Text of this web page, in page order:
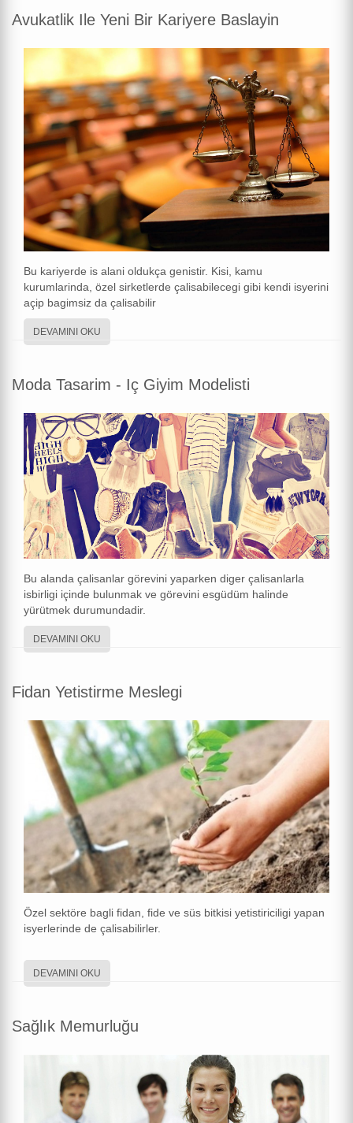
Avukatlik Ile Yeni Bir Kariyere Baslayin
Bu kariyerde is alani oldukça genistir. Kisi, kamu
kurumlarinda, özel sirketlerde çalisabilecegi gibi kendi isyerini
açip bagimsiz da çalisabilir
DEVAMINI OKU
Moda Tasarim - Iç Giyim Modelisti
Bu alanda çalisanlar görevini yaparken diger çalisanlarla
isbirligi içinde bulunmak ve görevini esgüdüm halinde
yürütmek durumundadir.
DEVAMINI OKU
Fidan Yetistirme Meslegi
Özel sektöre bagli fidan, fide ve süs bitkisi yetistiriciligi yapan
isyerlerinde de çalisabilirler.
DEVAMINI OKU
Sağlık Memurluğu